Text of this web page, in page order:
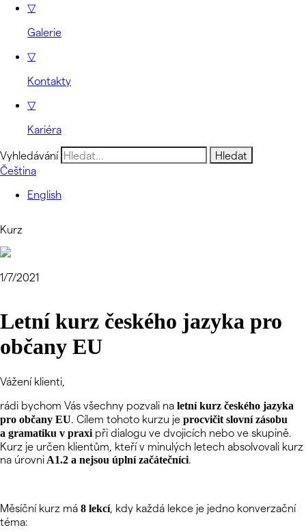
▽
Galerie
▽
Kontakty
▽
Kariéra
Vyhledávání
Čeština
English
Kurz
1/7/2021
Letní kurz českého jazyka pro
občany EU
Vážení klienti,
rádi bychom Vás všechny pozvali na letní kurz českého jazyka
pro občany EU. Cílem tohoto kurzu je procvičit slovní zásobu
a gramatiku v praxi při dialogu ve dvojicích nebo ve skupině.
Kurz je určen klientům, kteří v minulých letech absolvovali kurz
na úrovni A1.2 a nejsou úplní začátečníci.
Měsíční kurz má 8 lekcí, kdy každá lekce je jedno konverzační
téma: